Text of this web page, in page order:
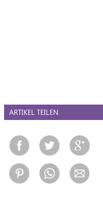
ARTIKEL TEILEN